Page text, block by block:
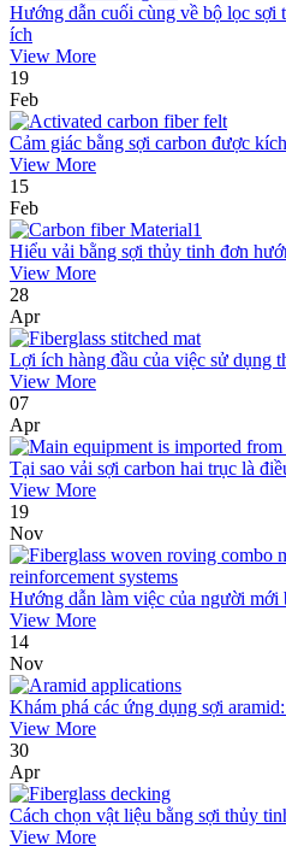
Hướng dẫn cuối cùng về bộ lọc sợi
ích
View More
19
Feb
Cảm giác bằng sợi carbon được
View More
15
Feb
Hiểu vải bằng sợi thủy tinh đơn
View More
28
Apr
Lợi ích hàng đầu của việc sử dụng
View More
07
Apr
Tại sao vải sợi carbon hai trục là
View More
19
Nov
Hướng dẫn làm việc của người mới
View More
14
Nov
Khám phá các ứng dụng sợi
View More
30
Apr
Cách chọn vật liệu bằng sợi thủy
View More